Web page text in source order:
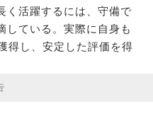
く活躍するには、守備で
している。実際に自身も
得し、安定した評価を得